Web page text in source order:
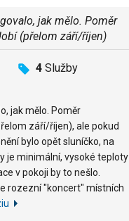
jak mělo. Poměr
(přelom září/říjen)
4 Služby
jak mělo. Poměr
září/říjen), ale pokud
bylo opět sluníčko, na
je minimální, vysoké teploty
v pokoji by to nešlo.
rozezní "koncert" místních